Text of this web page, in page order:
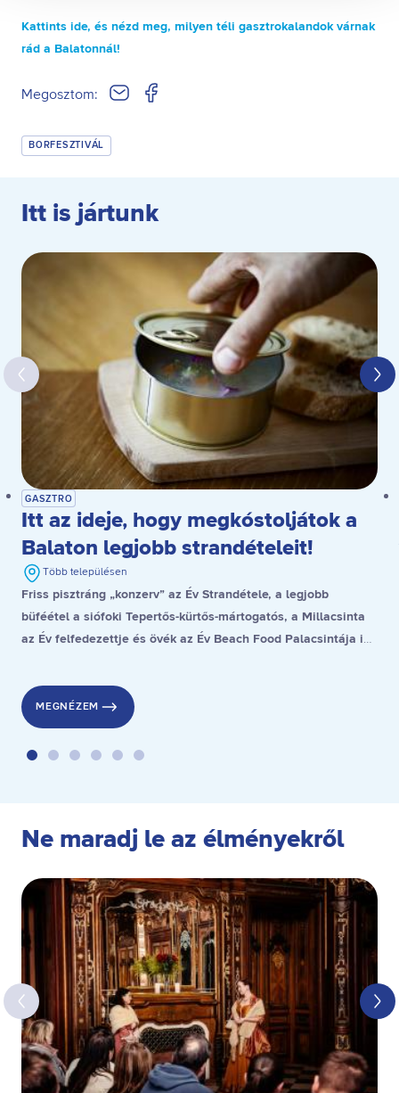
Ön a hozzájárulását bármikor visszavonhatja a weboldal
ezen sütikezelési felületén keresztül. A hozzájárulás
visszavonás előtti adatkezelés jogszerűségét.
Kattints ide, és nézd meg, milyen téli gasztrokalandok várnak
rád a Balatonnál!
Megosztom:
BORFESZTIVÁL
Itt is jártunk
GASZTRO
Itt az ideje, hogy megkóstoljátok a
Balaton legjobb strandételeit!
Több településen
Friss pisztráng „konzerv” az Év Strandétele, a legjobb
büféétel a siófoki Tepertős-kürtős-mártogatós, a Millacsinta
az Év felfedezettje és övék az Év Beach Food Palacsintája is,
MEGNÉZEM
Ne maradj le az élményekről